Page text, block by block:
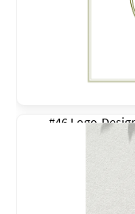
#46 Logo-